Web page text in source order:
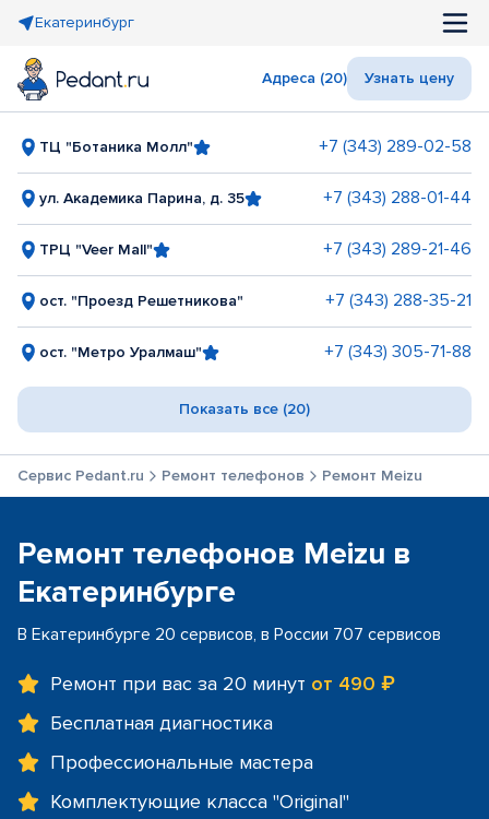
Екатеринбург
Адреса (20) Узнать цену
ТЦ "Ботаника Молл" +7 (343) 289-02-58
ул. Академика Парина, д. 35 +7 (343) 288-01-44
ТРЦ "Veer Mall" +7 (343) 289-21-46
ост. "Проезд Решетникова" +7 (343) 288-35-21
ост. "Метро Уралмаш" +7 (343) 305-71-88
Показать все (20)
Сервис Pedant.ru Ремонт телефонов Ремонт Meizu
Ремонт телефонов Meizu в
Екатеринбурге
В Екатеринбурге 20 сервисов, в России 707 сервисов
Ремонт при вас за 20 минут от 490 ₽
Бесплатная диагностика
Профессиональные мастера
Комплектующие класса "Original"